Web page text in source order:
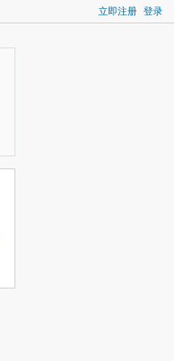
立即注册 登录